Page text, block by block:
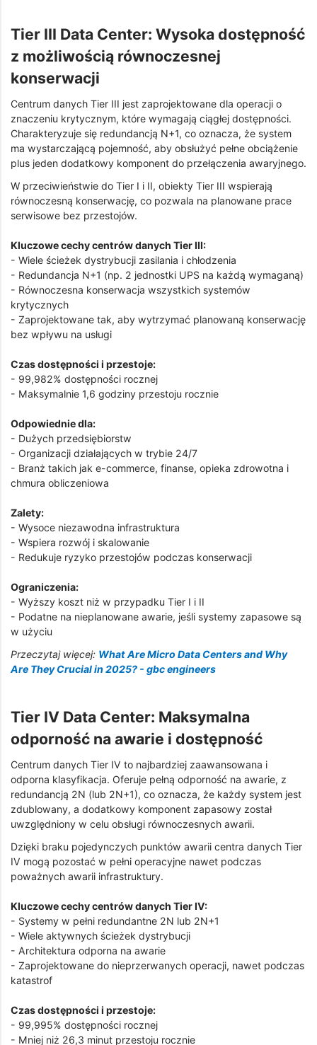
Tier III Data Center: Wysoka dostępność
z możliwością równoczesnej
konserwacji
Centrum danych Tier III jest zaprojektowane dla operacji o
znaczeniu krytycznym, które wymagają ciągłej dostępności.
Charakteryzuje się redundancją N+1, co oznacza, że system
ma wystarczającą pojemność, aby obsłużyć pełne obciążenie
plus jeden dodatkowy komponent do przełączenia awaryjnego.
W przeciwieństwie do Tier I i II, obiekty Tier III wspierają
równoczesną konserwację, co pozwala na planowane prace
serwisowe bez przestojów.
Kluczowe cechy centrów danych Tier III:
- Wiele ścieżek dystrybucji zasilania i chłodzenia
- Redundancja N+1 (np. 2 jednostki UPS na każdą wymaganą)
- Równoczesna konserwacja wszystkich systemów
krytycznych
- Zaprojektowane tak, aby wytrzymać planowaną konserwację
bez wpływu na usługi
Czas dostępności i przestoje:
- 99,982% dostępności rocznej
- Maksymalnie 1,6 godziny przestoju rocznie
Odpowiednie dla:
- Dużych przedsiębiorstw
- Organizacji działających w trybie 24/7
- Branż takich jak e-commerce, finanse, opieka zdrowotna i
chmura obliczeniowa
Zalety:
- Wysoce niezawodna infrastruktura
- Wspiera rozwój i skalowanie
- Redukuje ryzyko przestojów podczas konserwacji
Ograniczenia:
- Wyższy koszt niż w przypadku Tier I i II
- Podatne na nieplanowane awarie, jeśli systemy zapasowe są
w użyciu
Przeczytaj więcej: What Are Micro Data Centers and Why
Are They Crucial in 2025? - gbc engineers
Tier IV Data Center: Maksymalna
odporność na awarie i dostępność
Centrum danych Tier IV to najbardziej zaawansowana i
odporna klasyfikacja. Oferuje pełną odporność na awarie, z
redundancją 2N (lub 2N+1), co oznacza, że każdy system jest
zdublowany, a dodatkowy komponent zapasowy został
uwzględniony w celu obsługi równoczesnych awarii.
Dzięki braku pojedynczych punktów awarii centra danych Tier
IV mogą pozostać w pełni operacyjne nawet podczas
poważnych awarii infrastruktury.
Kluczowe cechy centrów danych Tier IV:
- Systemy w pełni redundantne 2N lub 2N+1
- Wiele aktywnych ścieżek dystrybucji
- Architektura odporna na awarie
- Zaprojektowane do nieprzerwanych operacji, nawet podczas
katastrof
Czas dostępności i przestoje:
- 99,995% dostępności rocznej
- Mniej niż 26,3 minut przestoju rocznie